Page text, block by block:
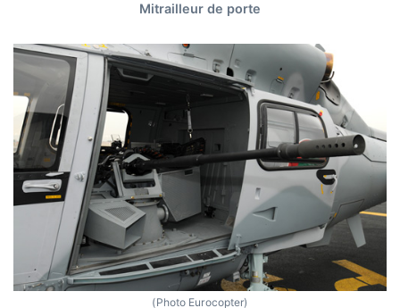
Mitrailleur de porte
(Photo Eurocopter)